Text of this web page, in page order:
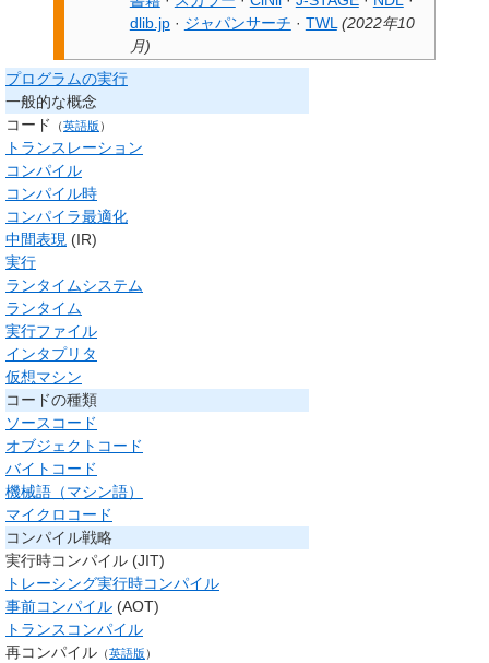
dlib.jp · ジャパンサーチ · TWL (2022年10
月)
プログラムの実行
一般的な概念
コード
（英語版 ）
トランスレーション
コンパイル
コンパイル時
コンパイラ最適化
中間表現 (IR)
実行
ランタイムシステム
ランタイム
実行ファイル
インタプリタ
仮想マシン
コードの種類
ソースコード
オブジェクトコード
バイトコード
機械語（マシン語）
マイクロコード
コンパイル戦略
実行時コンパイル (JIT)
トレーシング実行時コンパイル
事前コンパイル (AOT)
トランスコンパイル
再コンパイル （英語版 ）